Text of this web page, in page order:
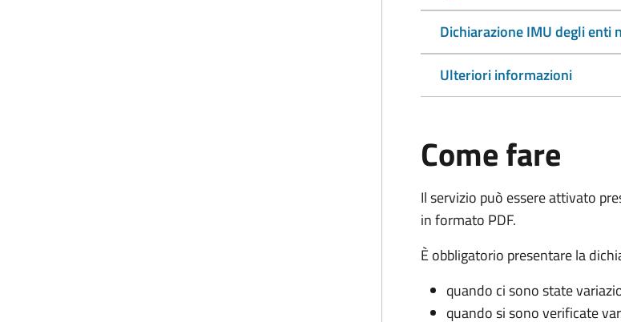
Dichiarazione IMU degli enti
Ulteriori informazioni
Come fare
Il servizio può essere attivato
in formato PDF.
È obbligatorio presentare la
quando ci sono state
quando si sono verificate